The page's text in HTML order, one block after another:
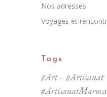
Nos adresses
Voyages et
Tags
#Art
#Artisanat